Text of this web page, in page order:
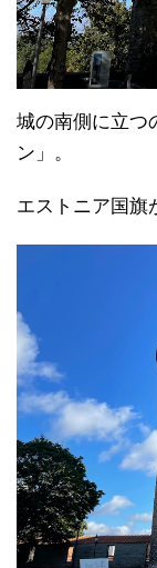
城の南側に立つ
ン」。
エストニア国旗